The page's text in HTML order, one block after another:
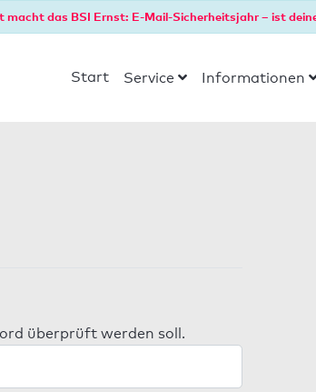
macht das BSI Ernst: E-Mail-Sicherheitsjahr – ist
Start Service Informationen
überprüft werden soll.